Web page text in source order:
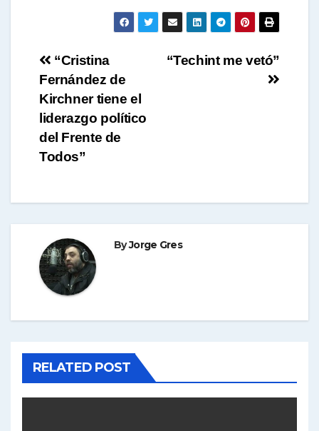
Navegación
de
entradas
“Techint me vetó”
“Cristina
Fernández de
Kirchner tiene el
liderazgo político
del Frente de
Todos”
ByJorge Gres
RELATED POST